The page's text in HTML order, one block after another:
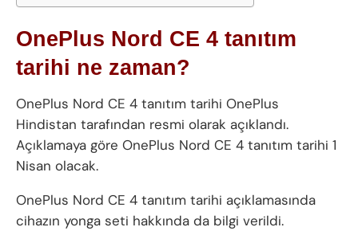
OnePlus Nord CE 4 tanıtım
tarihi ne zaman?
OnePlus Nord CE 4 tanıtım tarihi OnePlus
Hindistan tarafından resmi olarak açıklandı.
Açıklamaya göre OnePlus Nord CE 4 tanıtım tarihi 1
Nisan olacak.
OnePlus Nord CE 4 tanıtım tarihi açıklamasında
cihazın yonga seti hakkında da bilgi verildi.